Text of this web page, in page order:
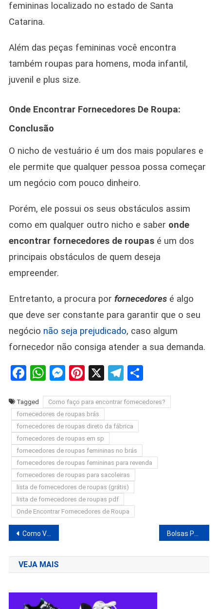
femininas localizado no estado de Santa
Catarina.
Além das peças femininas você encontra
também roupas para homens, moda infantil,
juvenil e plus size.
Onde Encontrar Fornecedores De Roupa:
Conclusão
O nicho de vestuário é um dos mais populares e
ele permite que qualquer pessoa possa começar
um negócio com pouco dinheiro.
Porém, ele possui os seus obstáculos assim
como em qualquer outro nicho e saber onde
encontrar fornecedores de roupasé um dos
principais obstáculos de quem deseja
empreender.
Entretanto, a procura por fornecedoresé algo
que deve ser constante para garantir que o seu
negócio não seja prejudicado, caso algum
fornecedor não consiga atender a sua demanda.
Facebook
WhatsApp
Messenger
Pinterest
X Telegram
Share
Tagged
Como faço para encontrar fornecedores?
fornecedores de roupas brás
fornecedores de roupas direto da fábrica
fornecedores de roupas em sp
fornecedores de roupas femininas no brás
fornecedores de roupas femininas para revenda
fornecedores de roupas para sacoleiras
lista de fornecedores de roupas (grátis)
lista de fornecedores de roupas pdf
Onde Encontrar Fornecedores de Roupa
Navegação
de
Post
Como Vender No Instagram Passo a Passo | Dicas De Vendas No Insta
VEJA MAIS